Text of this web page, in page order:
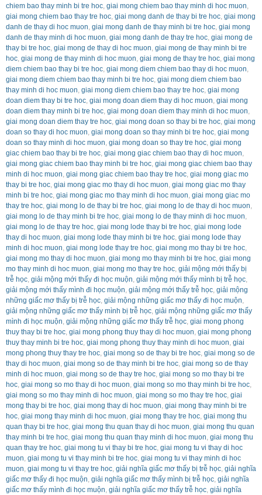
chiem bao thay minh bi tre hoc, giai mong chiem bao thay minh di hoc muon,
giai mong chiem bao thay tre hoc, giai mong danh de thay bi tre hoc, giai mong
danh de thay di hoc muon, giai mong danh de thay minh bi tre hoc, giai mong
danh de thay minh di hoc muon, giai mong danh de thay tre hoc, giai mong de
thay bi tre hoc, giai mong de thay di hoc muon, giai mong de thay minh bi tre
hoc, giai mong de thay minh di hoc muon, giai mong de thay tre hoc, giai mong
diem chiem bao thay bi tre hoc, giai mong diem chiem bao thay di hoc muon,
giai mong diem chiem bao thay minh bi tre hoc, giai mong diem chiem bao
thay minh di hoc muon, giai mong diem chiem bao thay tre hoc, giai mong
doan diem thay bi tre hoc, giai mong doan diem thay di hoc muon, giai mong
doan diem thay minh bi tre hoc, giai mong doan diem thay minh di hoc muon,
giai mong doan diem thay tre hoc, giai mong doan so thay bi tre hoc, giai mong
doan so thay di hoc muon, giai mong doan so thay minh bi tre hoc, giai mong
doan so thay minh di hoc muon, giai mong doan so thay tre hoc, giai mong
giac chiem bao thay bi tre hoc, giai mong giac chiem bao thay di hoc muon,
giai mong giac chiem bao thay minh bi tre hoc, giai mong giac chiem bao thay
minh di hoc muon, giai mong giac chiem bao thay tre hoc, giai mong giac mo
thay bi tre hoc, giai mong giac mo thay di hoc muon, giai mong giac mo thay
minh bi tre hoc, giai mong giac mo thay minh di hoc muon, giai mong giac mo
thay tre hoc, giai mong lo de thay bi tre hoc, giai mong lo de thay di hoc muon,
giai mong lo de thay minh bi tre hoc, giai mong lo de thay minh di hoc muon,
giai mong lo de thay tre hoc, giai mong lode thay bi tre hoc, giai mong lode
thay di hoc muon, giai mong lode thay minh bi tre hoc, giai mong lode thay
minh di hoc muon, giai mong lode thay tre hoc, giai mong mo thay bi tre hoc,
giai mong mo thay di hoc muon, giai mong mo thay minh bi tre hoc, giai mong
mo thay minh di hoc muon, giai mong mo thay tre hoc, giải mộng mới thấy bị
trễ học, giải mộng mới thấy đi học muộn, giải mộng mới thấy mình bị trễ học,
giải mộng mới thấy mình đi học muộn, giải mộng mới thấy trễ học, giải mộng
những giấc mơ thấy bị trễ học, giải mộng những giấc mơ thấy đi học muộn,
giải mộng những giấc mơ thấy mình bị trễ học, giải mộng những giấc mơ thấy
mình đi học muộn, giải mộng những giấc mơ thấy trễ học, giai mong phong
thuy thay bi tre hoc, giai mong phong thuy thay di hoc muon, giai mong phong
thuy thay minh bi tre hoc, giai mong phong thuy thay minh di hoc muon, giai
mong phong thuy thay tre hoc, giai mong so de thay bi tre hoc, giai mong so de
thay di hoc muon, giai mong so de thay minh bi tre hoc, giai mong so de thay
minh di hoc muon, giai mong so de thay tre hoc, giai mong so mo thay bi tre
hoc, giai mong so mo thay di hoc muon, giai mong so mo thay minh bi tre hoc,
giai mong so mo thay minh di hoc muon, giai mong so mo thay tre hoc, giai
mong thay bi tre hoc, giai mong thay di hoc muon, giai mong thay minh bi tre
hoc, giai mong thay minh di hoc muon, giai mong thay tre hoc, giai mong thu
quan thay bi tre hoc, giai mong thu quan thay di hoc muon, giai mong thu quan
thay minh bi tre hoc, giai mong thu quan thay minh di hoc muon, giai mong thu
quan thay tre hoc, giai mong tu vi thay bi tre hoc, giai mong tu vi thay di hoc
muon, giai mong tu vi thay minh bi tre hoc, giai mong tu vi thay minh di hoc
muon, giai mong tu vi thay tre hoc, giải nghĩa giấc mơ thấy bị trễ học, giải nghĩa
giấc mơ thấy đi học muộn, giải nghĩa giấc mơ thấy mình bị trễ học, giải nghĩa
giấc mơ thấy mình đi học muộn, giải nghĩa giấc mơ thấy trễ học, giải nghĩa